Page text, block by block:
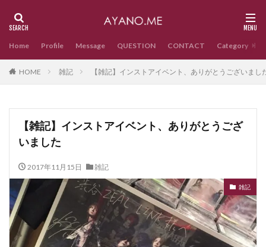
Home Profile Message QUESTION CONTACT Category
HOME 雑記 【雑記】インストアイベント、ありがとうございまし
【雑記】インストアイベント、ありがとうござ
いました
2017年11月15日 雑記
雑記